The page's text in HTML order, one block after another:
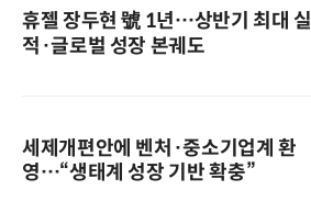
휴젤 장두현 號 1년…상반기 최대 실
적·글로벌 성장 본궤도
세제개편안에 벤처·중소기업계 환
영…“생태계 성장 기반 확충”